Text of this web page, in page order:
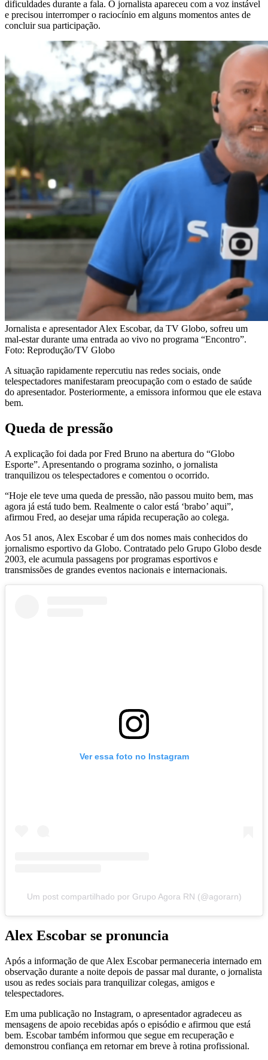
dificuldades durante a fala. O jornalista apareceu com a voz instável
e precisou interromper o raciocínio em alguns momentos antes de
concluir sua participação.
Jornalista e apresentador Alex Escobar, da TV Globo, sofreu um
mal-estar durante uma entrada ao vivo no programa “Encontro”.
Foto: Reprodução/TV Globo
A situação rapidamente repercutiu nas redes sociais, onde
telespectadores manifestaram preocupação com o estado de saúde
do apresentador. Posteriormente, a emissora informou que ele estava
bem.
Queda de pressão
A explicação foi dada por Fred Bruno na abertura do “Globo
Esporte”. Apresentando o programa sozinho, o jornalista
tranquilizou os telespectadores e comentou o ocorrido.
“Hoje ele teve uma queda de pressão, não passou muito bem, mas
agora já está tudo bem. Realmente o calor está ‘brabo’ aqui”,
afirmou Fred, ao desejar uma rápida recuperação ao colega.
Aos 51 anos, Alex Escobar é um dos nomes mais conhecidos do
jornalismo esportivo da Globo. Contratado pelo Grupo Globo desde
2003, ele acumula passagens por programas esportivos e
transmissões de grandes eventos nacionais e internacionais.
Ver essa foto no Instagram
Um post compartilhado por Grupo Agora RN (@agorarn)
Alex Escobar se pronuncia
Após a informação de que Alex Escobar permaneceria internado em
observação durante a noite depois de passar mal durante, o jornalista
usou as redes sociais para tranquilizar colegas, amigos e
telespectadores.
Em uma publicação no Instagram, o apresentador agradeceu as
mensagens de apoio recebidas após o episódio e afirmou que está
bem. Escobar também informou que segue em recuperação e
demonstrou confiança em retornar em breve à rotina profissional.